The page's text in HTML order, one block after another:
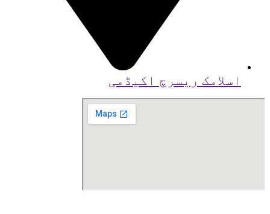
اسلامک ریسرچ اکیڈمی